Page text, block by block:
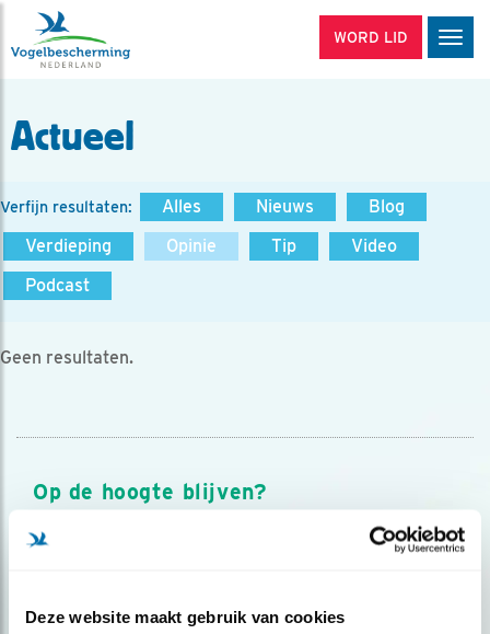
Deze website maakt gebruik van cookies
WORD LID
Actueel
Verfijn resultaten: Alles Nieuws
Blog
Verdieping
Opinie Tip
Video
Podcast
Geen resultaten.
Op de hoogte blijven?
Meld je aan en ontvang nieuws, inspiratie, acties en tips
over vogels en activiteiten van Vogelbescherming.